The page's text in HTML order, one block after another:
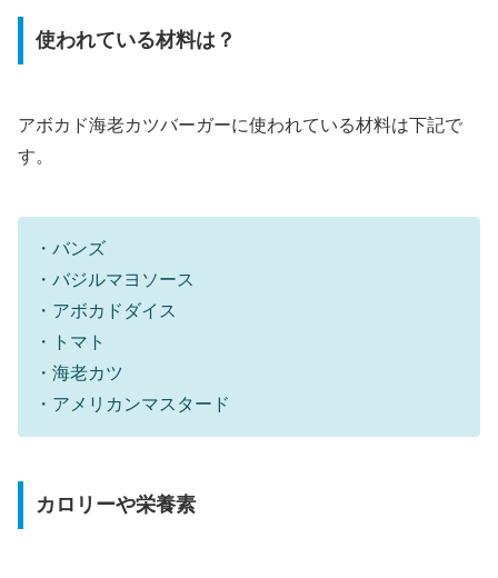
使われている材料は？
アボカド海老カツバーガーに使われている材料は下記で
す。
・バンズ
・バジルマヨソース
・アボカドダイス
・トマト
・海老カツ
・アメリカンマスタード
カロリーや栄養素